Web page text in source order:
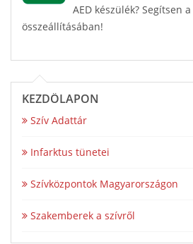
AED készülék? Segítsen a
összeállításában!
KEZDŐLAPON
Szív Adattár
Infarktus tünetei
Szívközpontok Magyarországon
Szakemberek a szívről